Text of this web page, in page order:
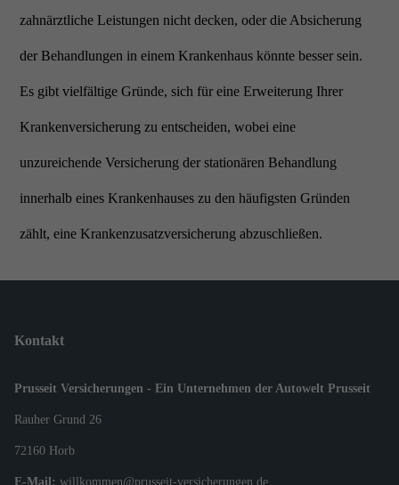
zahnärztliche Leistungen nicht decken, oder die Absicherung
der Behandlungen in einem Krankenhaus könnte besser sein.
Es gibt vielfältige Gründe, sich für eine Erweiterung Ihrer
Krankenversicherung zu entscheiden, wobei eine
unzureichende Versicherung der stationären Behandlung
innerhalb eines Krankenhauses zu den häufigsten Gründen
zählt, eine Krankenzusatzversicherung abzuschließen.
Kontakt
Prusseit Versicherungen - Ein Unternehmen der Autowelt Prusseit
Rauher Grund 26
72160 Horb
E-Mail: willkommen@prusseit-versicherungen.de